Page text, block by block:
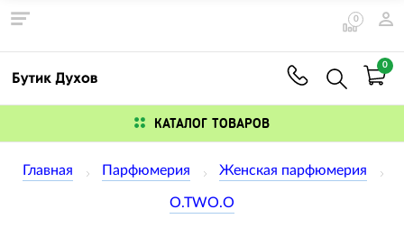
0
0
КАТАЛОГ ТОВАРОВ
Главная Парфюмерия Женская парфюмерия
O.TWO.O